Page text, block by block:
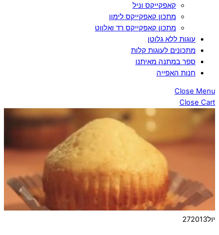
קאפקייקס וניל
מתכון קאפקייקס לימון
מתכון קאפקייקס רד ואלווט
עוגות ללא גלוטן
מתכונים לעוגות קלות
ספר במתנה מאיתנו
חנות האפייה
Close Menu
Close Cart
יול 272013